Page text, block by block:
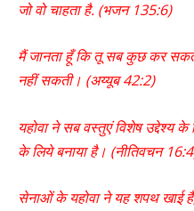
जो वो चाहता है. (भजन 135:6)
मैं जानता हूँकि तू सब कुछ कर
नहीं सकती। (अय्यूब 42:2)
यहोवा ने सब वस्तुएं विशेष उद्देश्य के
के लिये बनाया है। (नीतिवचन 16:4
सेनाओं के यहोवा ने यह शपथ खाई है